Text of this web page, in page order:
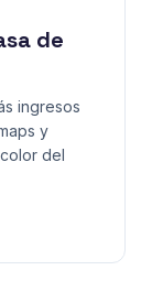
de
ingresos
y
del